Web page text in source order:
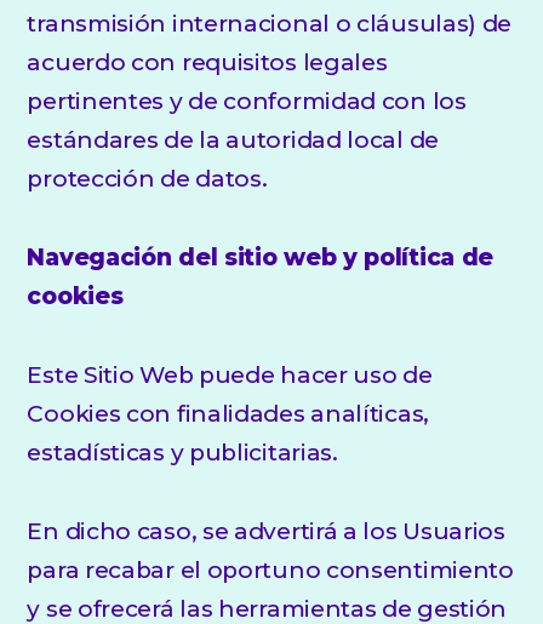
transmisión internacional o cláusulas) de
acuerdo con requisitos legales
pertinentes y de conformidad con los
estándares de la autoridad local de
protección de datos.
Navegación del sitio web y política de
cookies
Este Sitio Web puede hacer uso de
Cookies con finalidades analíticas,
estadísticas y publicitarias.
En dicho caso, se advertirá a los Usuarios
para recabar el oportuno consentimiento
y se ofrecerá las herramientas de gestión